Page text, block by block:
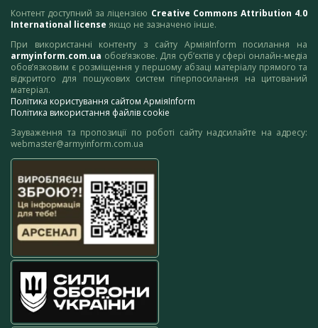
Контент доступний за ліцензією Creative Commons Attribution 4.0
International license якщо не зазначено інше.
При використанні контенту з сайту АрміяInform посилання на
armyinform.com.ua обов’язкове. Для суб’єктів у сфері онлайн-медіа
обов’язковим є розміщення у першому абзаці матеріалу прямого та
відкритого для пошукових систем гіперпосилання на цитований
матеріал.
Політика користування сайтом АрміяInform
Політика використання файлів cookie
Зауваження та пропозиції по роботі сайту надсилайте на адресу:
webmaster@armyinform.com.ua